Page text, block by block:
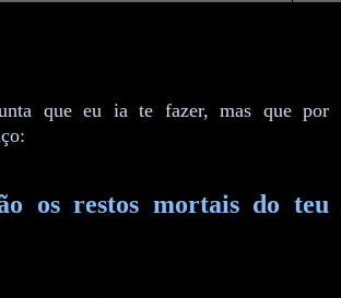
que eu ia te fazer, mas que por
os restos mortais do teu